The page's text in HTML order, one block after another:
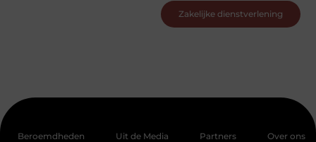
Zakelijke dienstverlening
Beroemdheden Uit de Media Partners
Over ons